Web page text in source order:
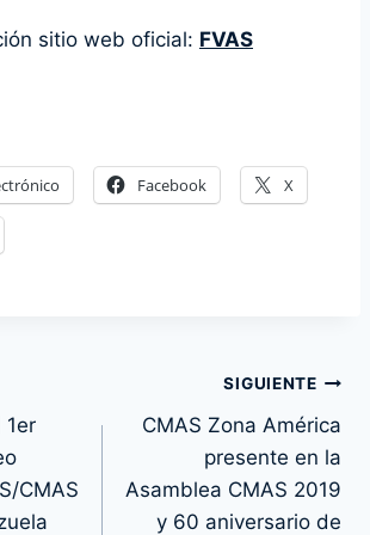
sitio web oficial: FVAS
Facebook X
1er
CMAS
SIGUIENTE
CMAS Zona América
presente en la
Asamblea CMAS 2019
y 60 aniversario de